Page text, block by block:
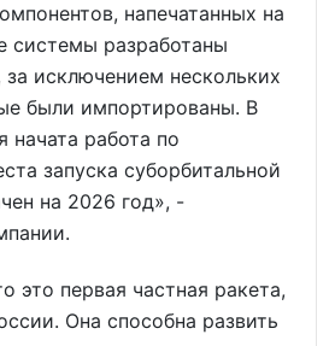
напечатанных на
системы разработаны
за исключением нескольких
были импортированы. В
начата работа по
запуска суборбитальной
на 2026 год», -
это первая частная ракета,
Она способна развить